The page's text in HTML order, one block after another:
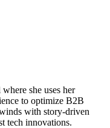
she uses her
to optimize B2B
with story-driven
tech innovations.